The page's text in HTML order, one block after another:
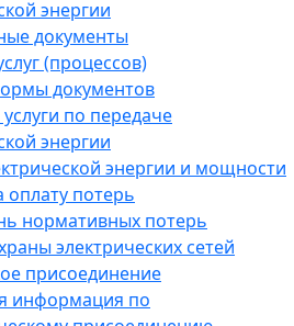
энергии
документы
(процессов)
документов
по передаче
энергии
энергии и мощности
оплату потерь
нормативных потерь
электрических сетей
присоединение
информация по